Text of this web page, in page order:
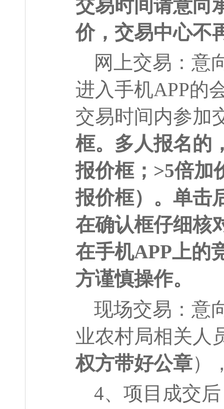
交易时间请意向
价，交易中心不
网上交易：意
进入手机APP的
交易时间内参加
框。多人报名的
报价框；>5倍加
报价框）。单击
在确认框仔细核
在手机APP上的
方谨慎操作。
现场交易：意
业农村局相关人
权方带好公章）
4、项目成交